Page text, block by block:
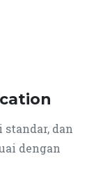
dan
dengan